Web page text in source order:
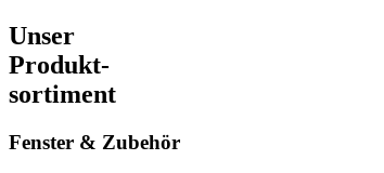
Unser
Produkt-
sortiment
Fenster & Zubehör